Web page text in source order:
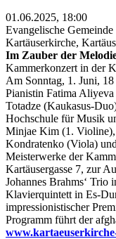
01.06.2025, 18:00
Evangelische
Kartäuserkirche,
Im Zauber der
Kammerkonzert in der
Am Sonntag, 1. Juni,
Pianistin Fatima
Totadze (Kaukasus-
Hochschule für Musik
Minjae Kim (1.
Kondratenko (Viola)
Meisterwerke der
Kartäusergasse 7, zur
Johannes Brahms‘ Trio
Klavierquintett in Es-
impressionistischer
Programm führt der